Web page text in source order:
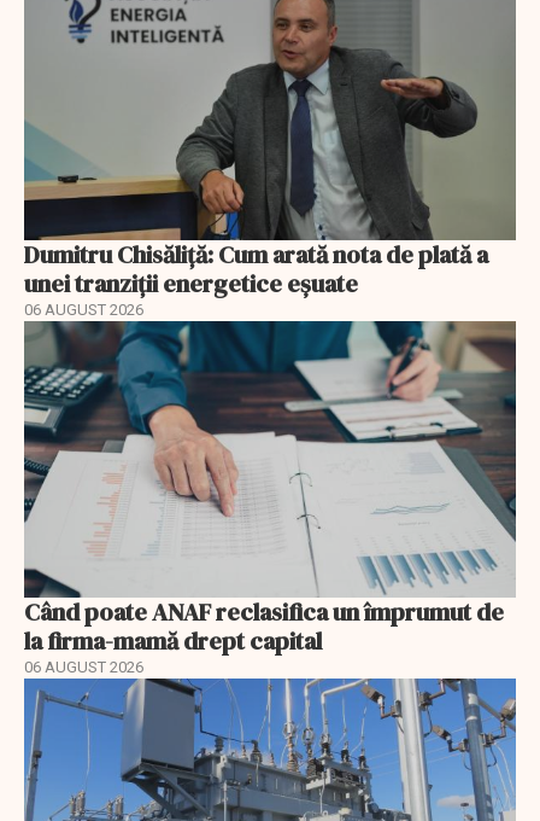
Dumitru Chisăliță: Cum arată nota de plată a
unei tranziții energetice eșuate
06 AUGUST 2026
Când poate ANAF reclasifica un împrumut de
la firma-mamă drept capital
06 AUGUST 2026